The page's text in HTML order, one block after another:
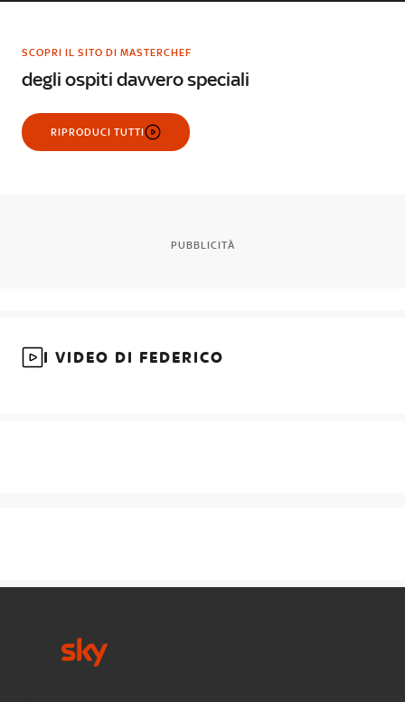
SCOPRI IL SITO DI MASTERCHEF
degli ospiti davvero speciali
RIPRODUCI TUTTI
PUBBLICITÀ
I VIDEO DI FEDERICO